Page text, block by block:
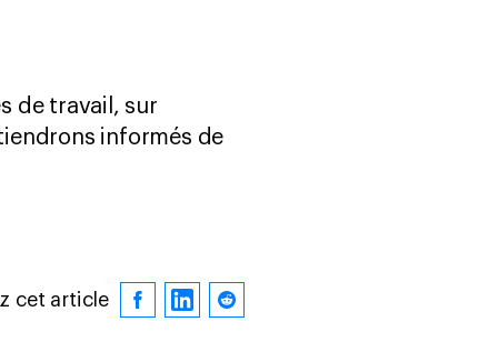
de travail, sur
informés de
cet article